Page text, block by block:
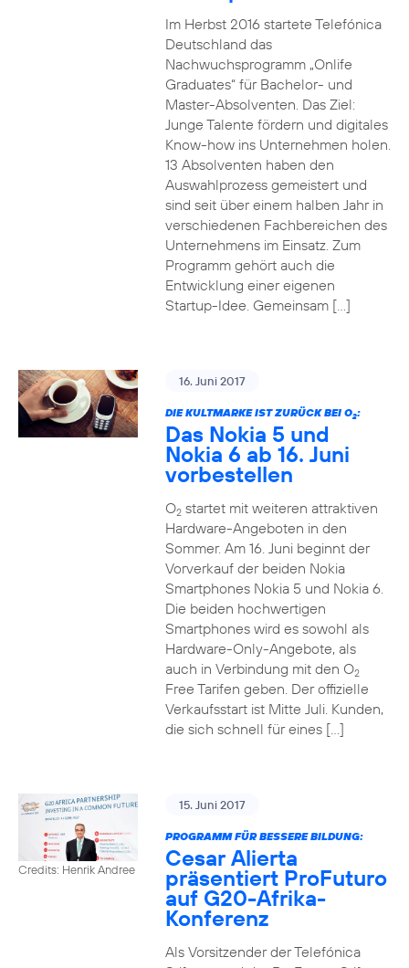
Im Herbst 2016 startete Telefónica
Deutschland das
Nachwuchsprogramm „Onlife
Graduates“ für Bachelor- und
Master-Absolventen. Das Ziel:
Junge Talente fördern und digitales
Know-how ins Unternehmen holen.
13 Absolventen haben den
Auswahlprozess gemeistert und
sind seit über einem halben Jahr in
verschiedenen Fachbereichen des
Unternehmens im Einsatz. Zum
Programm gehört auch die
Entwicklung einer eigenen
Startup-Idee. Gemeinsam […]
16. Juni 2017
DIE KULTMARKE IST ZURÜCK BEI O2:
Das Nokia 5 und
Nokia 6 ab 16. Juni
vorbestellen
O2startet mit weiteren attraktiven
Hardware-Angeboten in den
Sommer. Am 16. Juni beginnt der
Vorverkauf der beiden Nokia
Smartphones Nokia 5 und Nokia 6.
Die beiden hochwertigen
Smartphones wird es sowohl als
Hardware-Only-Angebote, als
auch in Verbindung mit den O2
Free Tarifen geben. Der offizielle
Verkaufsstart ist Mitte Juli. Kunden,
die sich schnell für eines […]
Credits: Henrik Andree
15. Juni 2017
PROGRAMM FÜR BESSERE BILDUNG:
Cesar Alierta
präsentiert ProFuturo
auf G20-Afrika-
Konferenz
Als Vorsitzender der Telefónica